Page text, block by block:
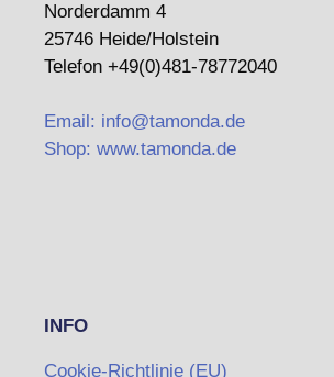
Norderdamm 4
25746 Heide/Holstein
Telefon +49(0)481-78772040
Email: info@tamonda.de
Shop: www.tamonda.de
INFO
Cookie-Richtlinie (EU)